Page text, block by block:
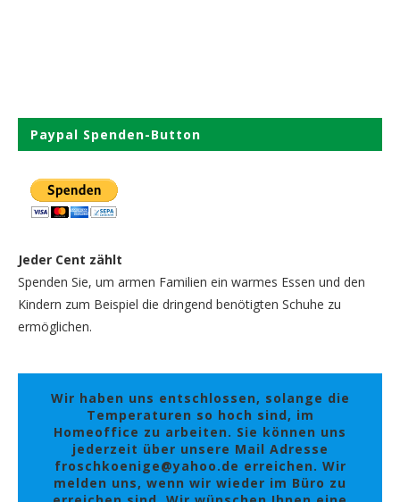
Paypal Spenden-Button
Jeder Cent zählt
Spenden Sie, um armen Familien ein warmes Essen und den
Kindern zum Beispiel die dringend benötigten Schuhe zu
ermöglichen.
Wir haben uns entschlossen, solange die
Temperaturen so hoch sind, im
Homeoffice zu arbeiten. Sie können uns
jederzeit über unsere Mail Adresse
froschkoenige@yahoo.de erreichen. Wir
melden uns, wenn wir wieder im Büro zu